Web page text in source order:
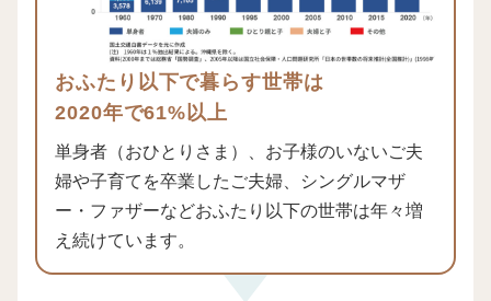
おふたり以下で暮らす世帯は
2020年で61%以上
単身者（おひとりさま）、お子様のいないご夫
婦や子育てを卒業したご夫婦、シングルマザ
ー・ファザーなどおふたり以下の世帯は年々増
え続けています。